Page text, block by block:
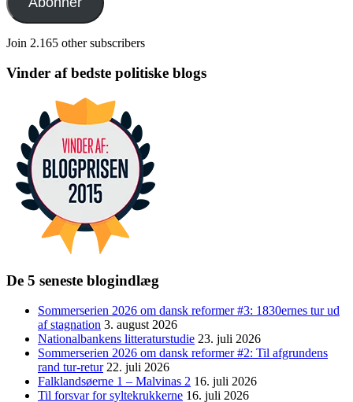
Join 2.165 other subscribers
Vinder af bedste politiske blogs
De 5 seneste blogindlæg
Sommerserien 2026 om dansk reformer #3: 1830ernes tur ud
af stagnation 3. august 2026
Nationalbankens litteraturstudie 23. juli 2026
Sommerserien 2026 om dansk reformer #2: Til afgrundens
rand tur-retur 22. juli 2026
Falklandsøerne 1 – Malvinas 2 16. juli 2026
Til forsvar for syltekrukkerne 16. juli 2026